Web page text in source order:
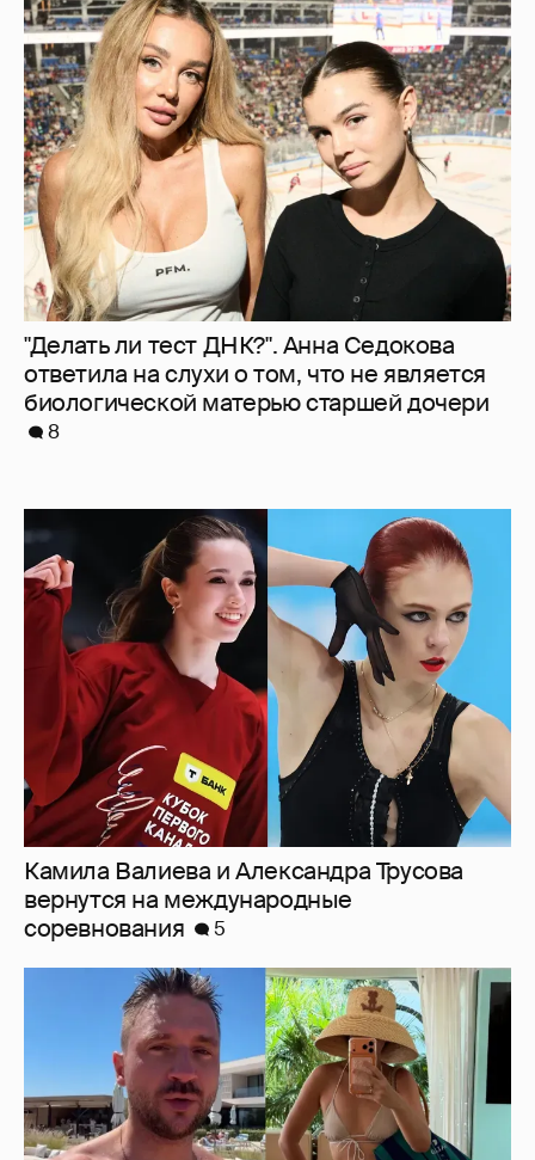
"Делать ли тест ДНК?". Анна Седокова
ответила на слухи о том, что не является
биологической матерью старшей дочери
8
Камила Валиева и Александра Трусова
вернутся на международные
соревнования
5
От Шанхая до Мальдив: как отдыхают
Сергей Лазарев с детьми, Ксения Собчак
и Наиля Аскер-заде
9